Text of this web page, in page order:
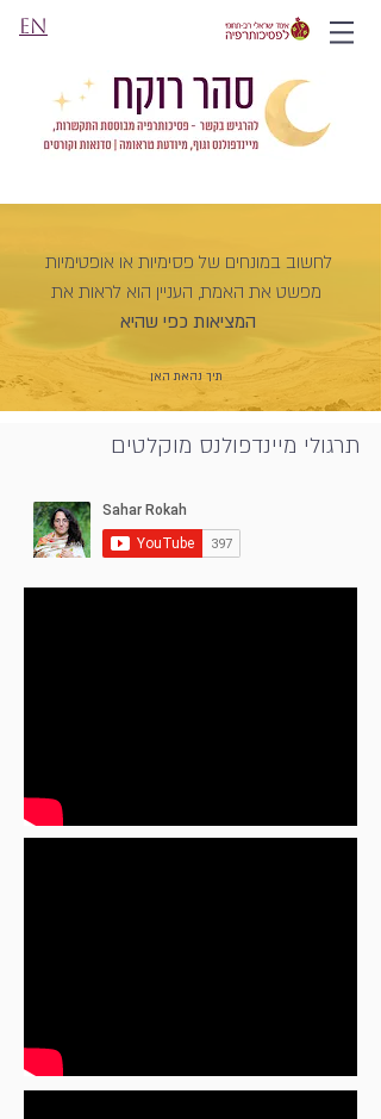
EN
לחשוב במונחים של פסימיות או אופטימיות
מפשט את האמת, העניין הוא לראות את
המציאות כפי שהיא
תיך נהאת האן
תרגולי מיינדפולנס מוקלטים